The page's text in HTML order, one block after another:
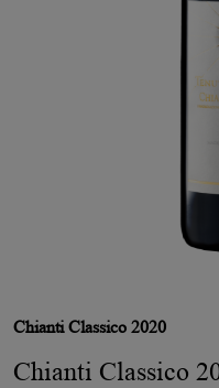
Chianti Classico 2020
Chianti Classico